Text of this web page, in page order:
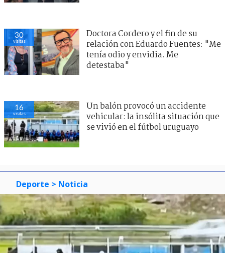
30
visitas
Doctora Cordero y el fin de su
relación con Eduardo Fuentes: "Me
tenía odio y envidia. Me
detestaba"
16
visitas
Un balón provocó un accidente
vehicular: la insólita situación que
se vivió en el fútbol uruguayo
Deporte > Noticia